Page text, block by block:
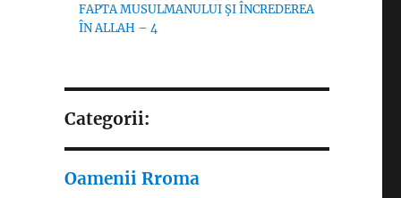
FAPTA MUSULMANULUI ŞI ÎNCREDEREA
ÎN ALLAH – 4
Categorii:
Oamenii Rroma